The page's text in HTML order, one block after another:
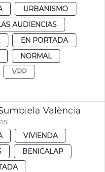
URBANISMO
AUDIENCIAS
EN PORTADA
NORMAL
VPP
València
VIVIENDA
BENICALAP